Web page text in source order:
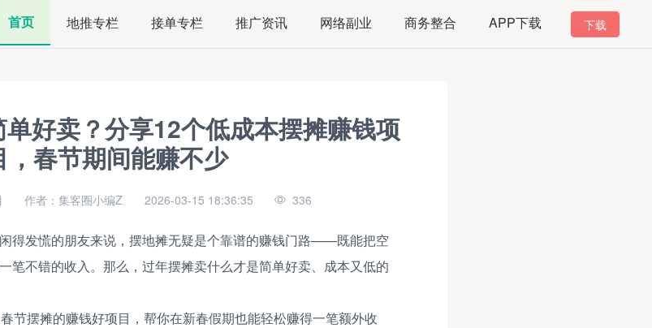
首页 地推专栏 接单专栏 推广资讯 网络副业 商务整合 APP下载 下载
好卖？分享12个低成本摆摊赚钱项
，春节期间能赚不少
作者：集客圈小编Z 2026-03-15 18:36:35 336
得发慌的朋友来说，摆地摊无疑是个靠谱的赚钱门路——既能把空
笔不错的收入。那么，过年摆摊卖什么才是简单好卖、成本又低的
节摆摊的赚钱好项目，帮你在新春假期也能轻松赚得一笔额外收